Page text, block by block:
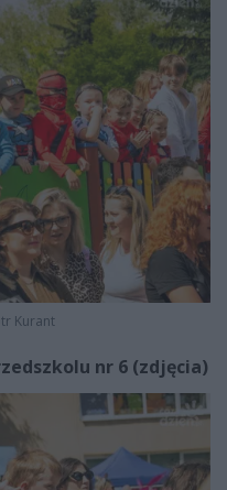
Kurant
nr 6 (zdjęcia)